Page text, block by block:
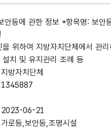
안등에 관한 정보 *항목명: 보안
위하여 지방자치단체에서 관
치 및 유지관리 조례 등
지방자치단체
1345887
2023-06-21
가로등,보안등,조명시설